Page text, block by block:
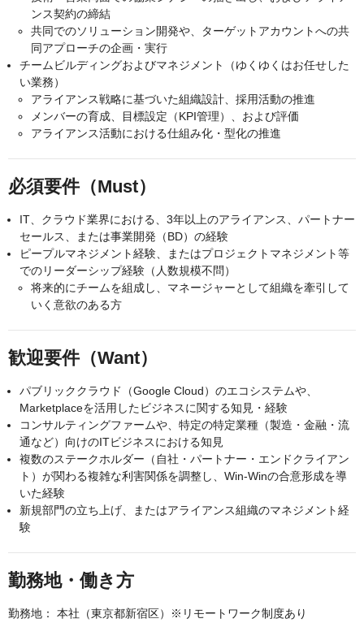
ンス契約の締結
共同でのソリューション開発や、ターゲットアカウントへの共
同アプローチの企画・実行
チームビルディングおよびマネジメント（ゆくゆくはお任せした
い業務）
アライアンス戦略に基づいた組織設計、採用活動の推進
メンバーの育成、目標設定（KPI管理）、および評価
アライアンス活動における仕組み化・型化の推進
必須要件（Must）
IT、クラウド業界における、3年以上のアライアンス、パートナー
セールス、または事業開発（BD）の経験
ピープルマネジメント経験、またはプロジェクトマネジメント等
でのリーダーシップ経験（人数規模不問）
将来的にチームを組成し、マネージャーとして組織を牽引して
いく意欲のある方
歓迎要件（Want）
パブリッククラウド（Google Cloud）のエコシステムや、
Marketplaceを活用したビジネスに関する知見・経験
コンサルティングファームや、特定の特定業種（製造・金融・流
通など）向けのITビジネスにおける知見
複数のステークホルダー（自社・パートナー・エンドクライアン
ト）が関わる複雑な利害関係を調整し、Win-Winの合意形成を導
いた経験
新規部門の立ち上げ、またはアライアンス組織のマネジメント経
験
勤務地・働き方
勤務地： 本社（東京都新宿区）※リモートワーク制度あり